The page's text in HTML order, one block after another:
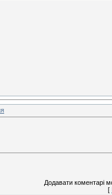
Додавати коментарі
[